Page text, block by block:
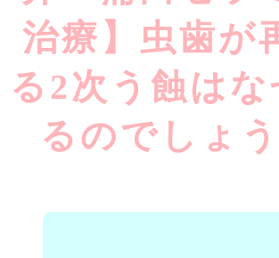
治療】虫歯が
る2次う蝕はな
るのでしょ